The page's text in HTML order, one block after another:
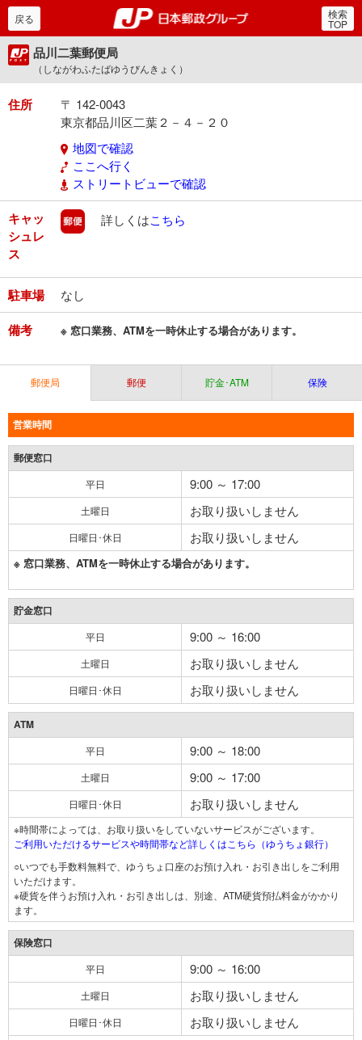
郵便局・日本郵政グルー
戻る 検索
TOP
品川二葉郵便局
（しながわふたばゆうびんきょく）
住所
〒 142-0043
東京都品川区二葉２－４－２０
地図で確認
ここへ行く
ストリートビューで確認
キャッ
シュレ
ス
郵便
詳しくはこちら
駐車場 なし
備考 ※ 窓口業務、ATMを一時休止する場合があります。
郵便局 郵便 貯金･ATM 保険
営業時間
郵便窓口
平日 9:00 ～ 17:00
土曜日 お取り扱いしません
日曜日･休日 お取り扱いしません
※ 窓口業務、ATMを一時休止する場合があります。
貯金窓口
平日 9:00 ～ 16:00
土曜日 お取り扱いしません
日曜日･休日 お取り扱いしません
ATM
平日 9:00 ～ 18:00
土曜日 9:00 ～ 17:00
日曜日･休日 お取り扱いしません
※時間帯によっては、お取り扱いをしていないサービスがございます。
ご利用いただけるサービスや時間帯など詳しくはこちら（ゆうちょ銀行）
○いつでも手数料無料で、ゆうちょ口座のお預け入れ・お引き出しをご利用
いただけます。
※硬貨を伴うお預け入れ・お引き出しは、別途、ATM硬貨預払料金がかかり
ます。
保険窓口
平日 9:00 ～ 16:00
土曜日 お取り扱いしません
日曜日･休日 お取り扱いしません